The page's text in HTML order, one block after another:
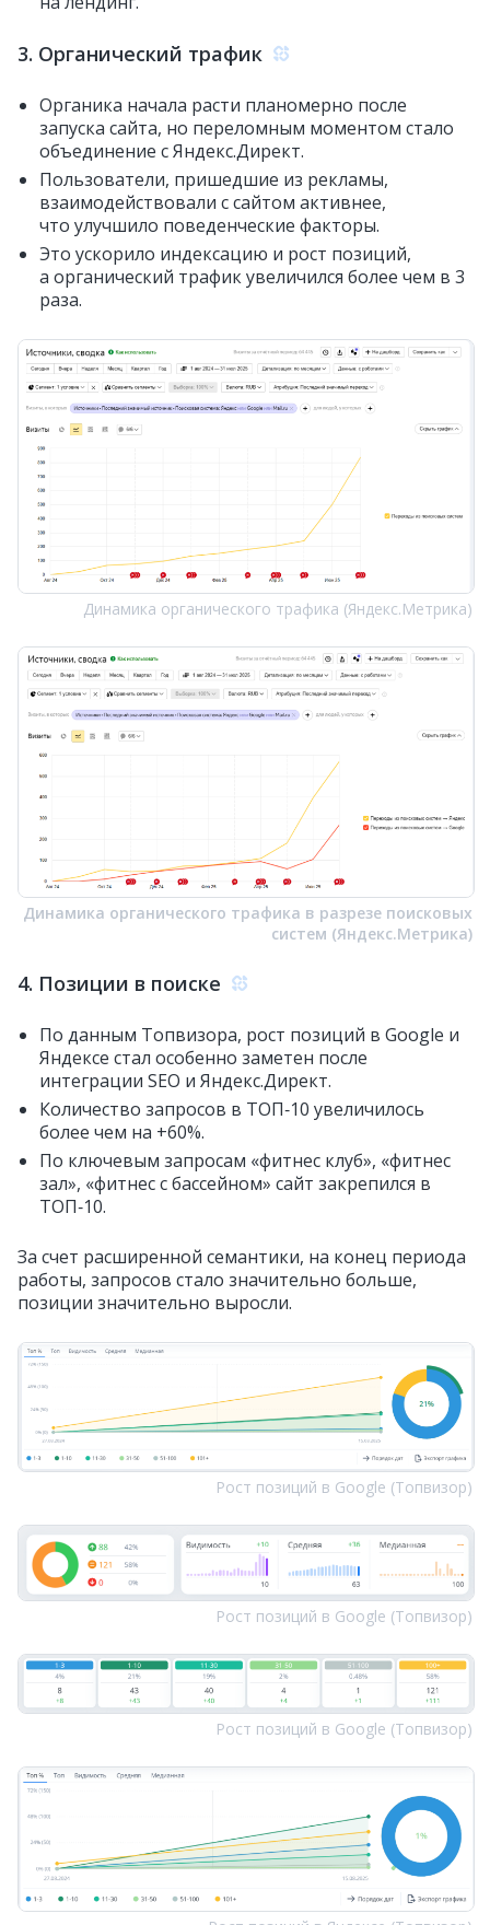
3. Органический трафик
Органика начала расти планомерно после
запуска сайта, но переломным моментом стало
объединение с Яндекс.Директ.
Пользователи, пришедшие из рекламы,
взаимодействовали с сайтом активнее,
что улучшило поведенческие факторы.
Это ускорило индексацию и рост позиций,
а органический трафик увеличился более чем в 3
раза.
Динамика органического трафика (Яндекс.Метрика)
Динамика органического трафика в разрезе поисковых
систем (Яндекс.Метрика)
4. Позиции в поиске
По данным Топвизора, рост позиций в Google и
Яндексе стал особенно заметен после
интеграции SEO и Яндекс.Директ.
Количество запросов в ТОП‑10 увеличилось
более чем на +60%.
По ключевым запросам «фитнес клуб», «фитнес
зал», «фитнес с бассейном» сайт закрепился в
ТОП‑10.
За счет расширенной семантики, на конец периода
работы, запросов стало значительно больше,
позиции значительно выросли.
Рост позиций в Google (Топвизор)
Рост позиций в Google (Топвизор)
Рост позиций в Google (Топвизор)